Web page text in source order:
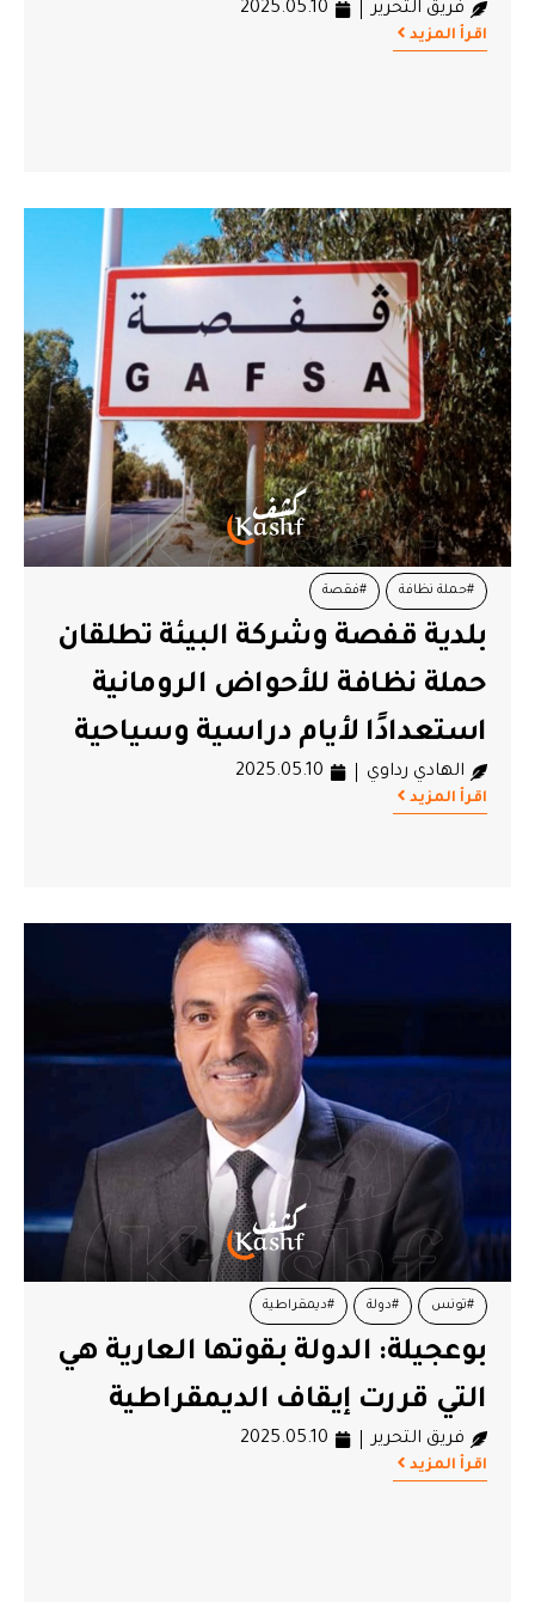
فريق التحرير 2025.05.10
اقرأ المزيد
#حملة نظافة #فقصة
بلدية قفصة وشركة البيئة تطلقان
حملة نظافة للأحواض الرومانية
استعدادًا لأيام دراسية وسياحية
الهادي رداوي 2025.05.10
اقرأ المزيد
#تونس #دولة #ديمقراطية
بوعجيلة: الدولة بقوتها العارية هي
التي قررت إيقاف الديمقراطية
فريق التحرير 2025.05.10
اقرأ المزيد